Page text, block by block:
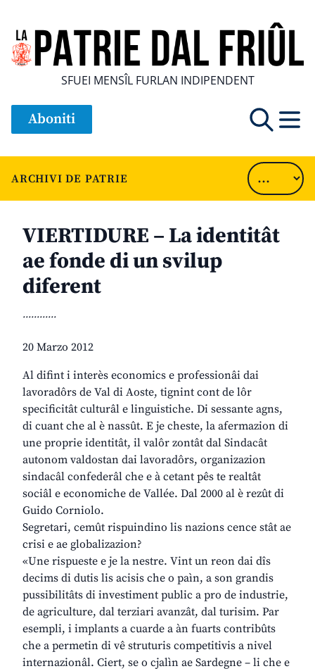
SFUEI MENSÎL FURLAN INDIPENDENT
Aboniti
ARCHIVI DE PATRIE
VIERTIDURE – La identitât
ae fonde di un svilup
diferent
............
20 Marzo 2012
Al difint i interès economics e professionâi dai
lavoradôrs de Val di Aoste, tignint cont de lôr
specificitât culturâl e linguistiche. Di sessante agns,
di cuant che al è nassût. E je cheste, la afermazion di
une proprie identitât, il valôr zontât dal Sindacât
autonom valdostan dai lavoradôrs, organizazion
sindacâl confederâl che e à cetant pês te realtât
sociâl e economiche de Vallée. Dal 2000 al è rezût di
Guido Corniolo.
Segretari, cemût rispuindino lis nazions cence stât ae
crisi e ae globalizazion?
«Une rispueste e je la nestre. Vint un reon dai dîs
decims di dutis lis acisis che o paìn, a son grandis
pussibilitâts di investiment public a pro de industrie,
de agriculture, dal terziari avanzât, dal turisim. Par
esempli, i implants a cuarde a àn fuarts contribûts
che a permetin di vê struturis competitivis a nivel
internazionâl. Ciert, se o cjalìn ae Sardegne – li che e